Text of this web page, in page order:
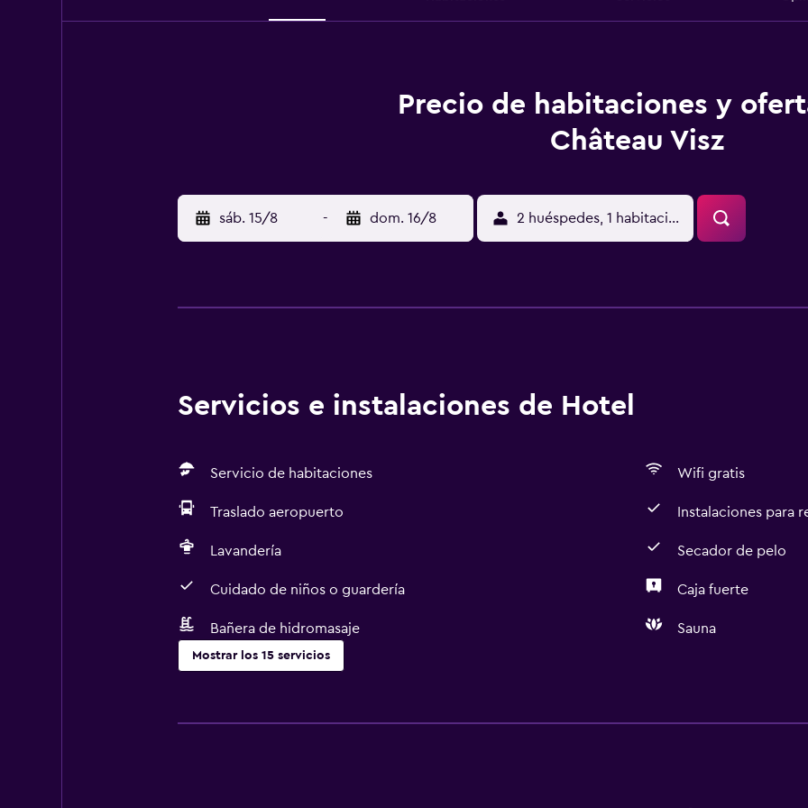
Precio de habitaciones y
Château Visz
sáb. 15/8 - dom. 16/8 2 huéspedes, 1 habitación
Servicios e instalaciones de Hotel
Servicio de habitaciones Wifi gratis
Traslado aeropuerto Instalaciones para
Lavandería Secador de pelo
Cuidado de niños o guardería Caja fuerte
Bañera de hidromasaje Sauna
Mostrar los 15 servicios
Sauna
Servicio de habitaciones